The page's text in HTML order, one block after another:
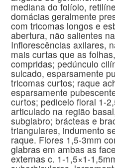
mediana do folíolo,
domácias geralmente
com tricomas longos e
abertura, não salientes
Inflorescências axilares,
mais curtas que as
compridas; pedúnculo
sulcado, esparsamente
tricomas curtos; raque
esparsamente
curtos; pedicelo floral 1-
articulado na região
subglabro; brácteas e
triangulares, indumento
raque. Flores 1,5-3mm
glabras em ambas as
externas c. 1-1,5×1-